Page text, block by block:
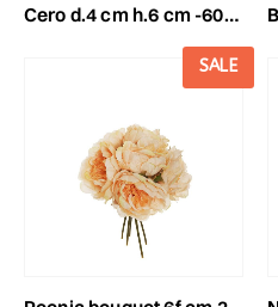
cero d.4 cm h.6 cm -60/40- conf.pz.24 avorio
SALE